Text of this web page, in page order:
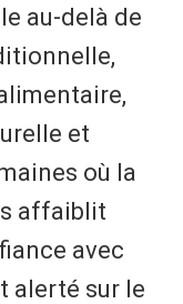
au-delà de
et
où la
affaiblit
avec
alerté sur le